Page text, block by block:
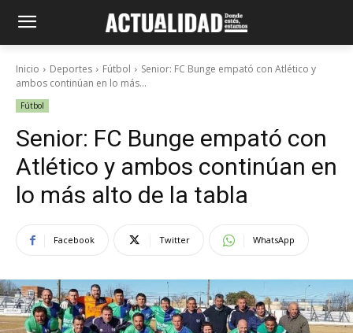
Inicio Deportes Fútbol
Senior: FC Bunge empató con Atlético y
ambos continúan en lo más...
Fútbol
Senior: FC Bunge empató con
Atlético y ambos continúan en
lo más alto de la tabla
Facebook Twitter WhatsApp